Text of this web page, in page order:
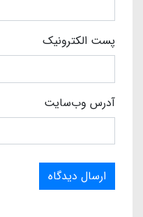
پست الکترونیک
آدرس وب‌سایت
ارسال دیدگاه